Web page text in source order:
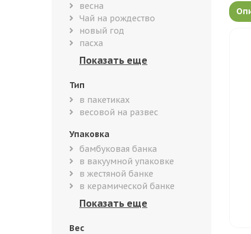
весна
Чай на рождество
новый год
пасха
Тип
в пакетиках
весовой на развес
Упаковка
бамбуковая банка
в вакуумной упаковке
в жестяной банке
в керамической банке
Вес